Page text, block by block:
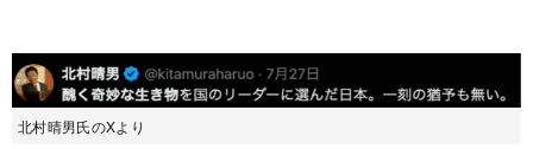
北村晴男氏のXより